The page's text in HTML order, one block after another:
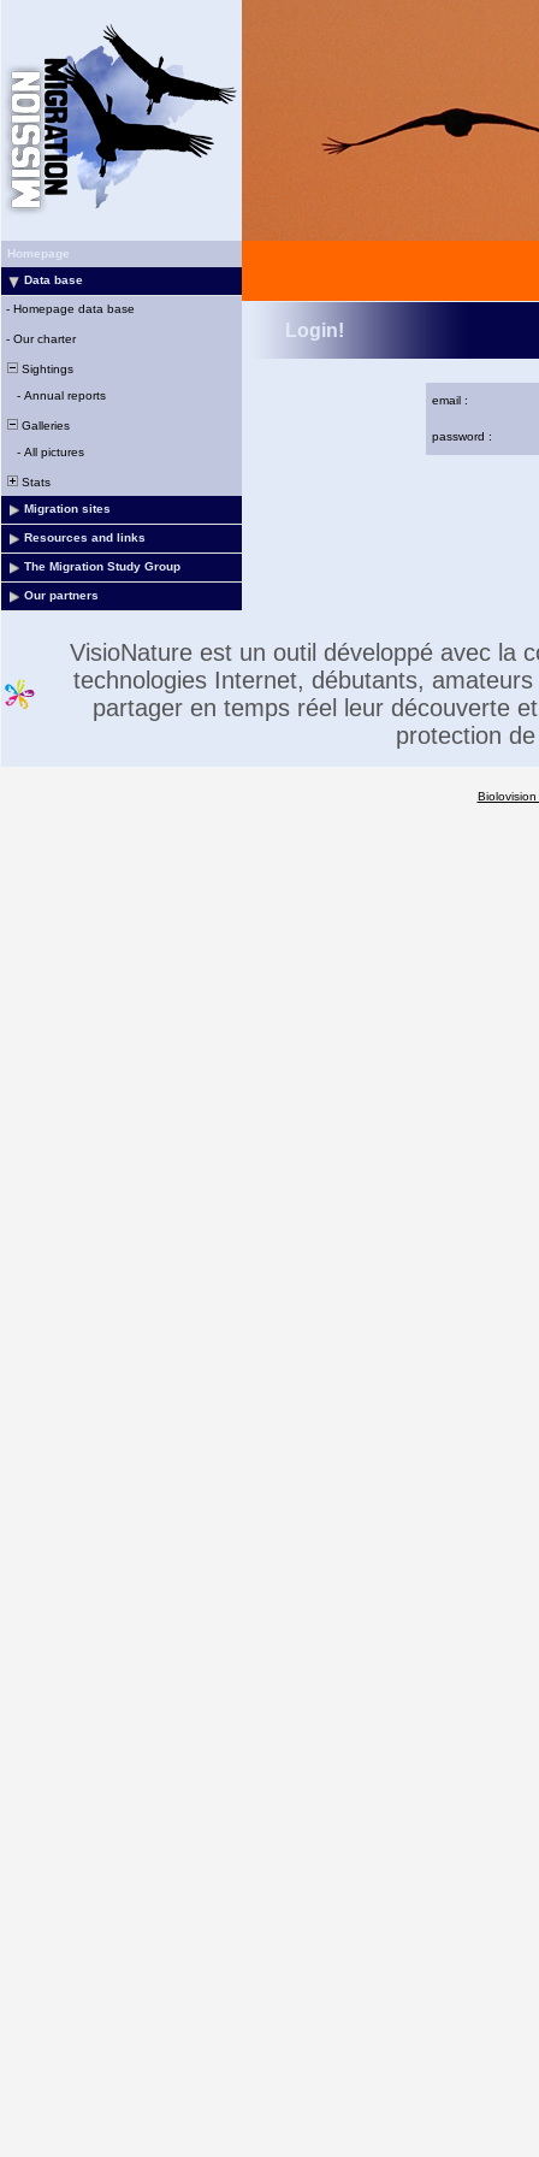
Homepage
Data base
- Homepage data base
- Our charter
Sightings
- Annual reports
Galleries
- All pictures
Stats
Migration sites
Resources and links
The Migration Study Group
Our partners
Login!
email :
password :
VisioNature est un outil développé avec la
technologies Internet, débutants,
partager en temps réel leur découverte
protection
Biolovision